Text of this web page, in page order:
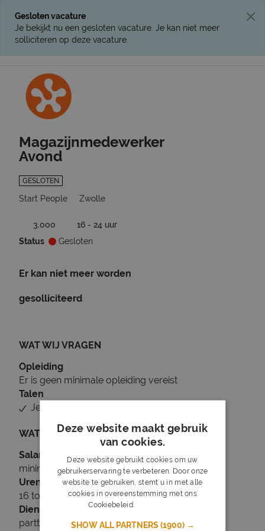
Gesloten vacature
Je bekijkt nu een gesloten vacature. Je kan niet meer
solliciteren op deze vacature.
Magazijnmedewerker
Avond
GESLOTEN
Start People Zwolle
3.000
16 - 24 uur
Status
Gesloten
Er kan niet meer worden
gesolliciteerd
WAT WIJ VRAGEN
Opleiding
Er is geen minimale opleiding vereist
Talen
Je beheerst Nederlands
WAT WIJ BIEDEN
Salaris
minimaal € 3.000
Uren
16 tot 24 uur per week
Dienstverband
parttime
Deze website maakt gebruik
van cookies.
Deze website gebruikt cookies om uw
gebruikerservaring te verbeteren. Door onze
website te gebruiken, stemt u in met alle
cookies in overeenstemming met ons
Cookiebeleid.
SHOW ALL PARTNERS(1900) →